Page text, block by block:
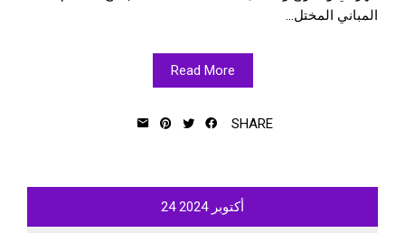
المباني المختل...
Read More
SHARE
أكتوبر 24 2024